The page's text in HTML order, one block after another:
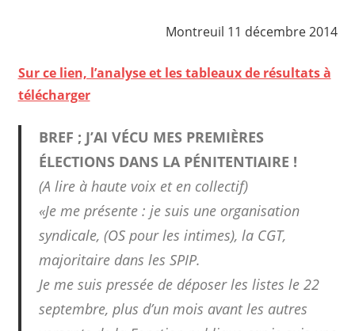
Montreuil 11 décembre 2014
Sur ce lien, l’analyse et les tableaux de résultats à
télécharger
BREF ; J’AI VÉCU MES PREMIÈRES
ÉLECTIONS DANS LA PÉNITENTIAIRE !
(A lire à haute voix et en collectif)
«Je me présente : je suis une organisation
syndicale, (OS pour les intimes), la CGT,
majoritaire dans les SPIP.
Je me suis pressée de déposer les listes le 22
septembre, plus d’un mois avant les autres